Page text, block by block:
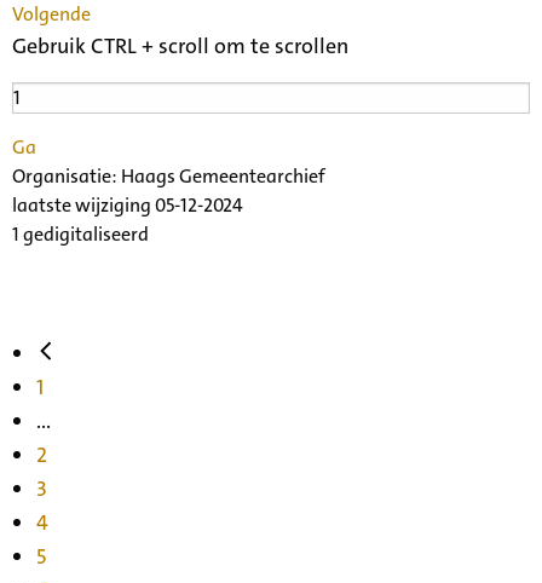
Volgende
Gebruik CTRL + scroll om te scrollen
Ga
Organisatie: Haags Gemeentearchief
laatste wijziging 05-12-2024
1 gedigitaliseerd
1
...
2
3
4
5